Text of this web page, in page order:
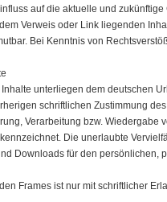
auf die aktuelle und
Verweis oder Link liegenden
Bei Kenntnis von
unterliegen dem deutschen
schriftlichen Zustimmung
Verarbeitung bzw.
Die unerlaubte
Downloads für den persönlichen,
Frames ist nur mit schriftlicher